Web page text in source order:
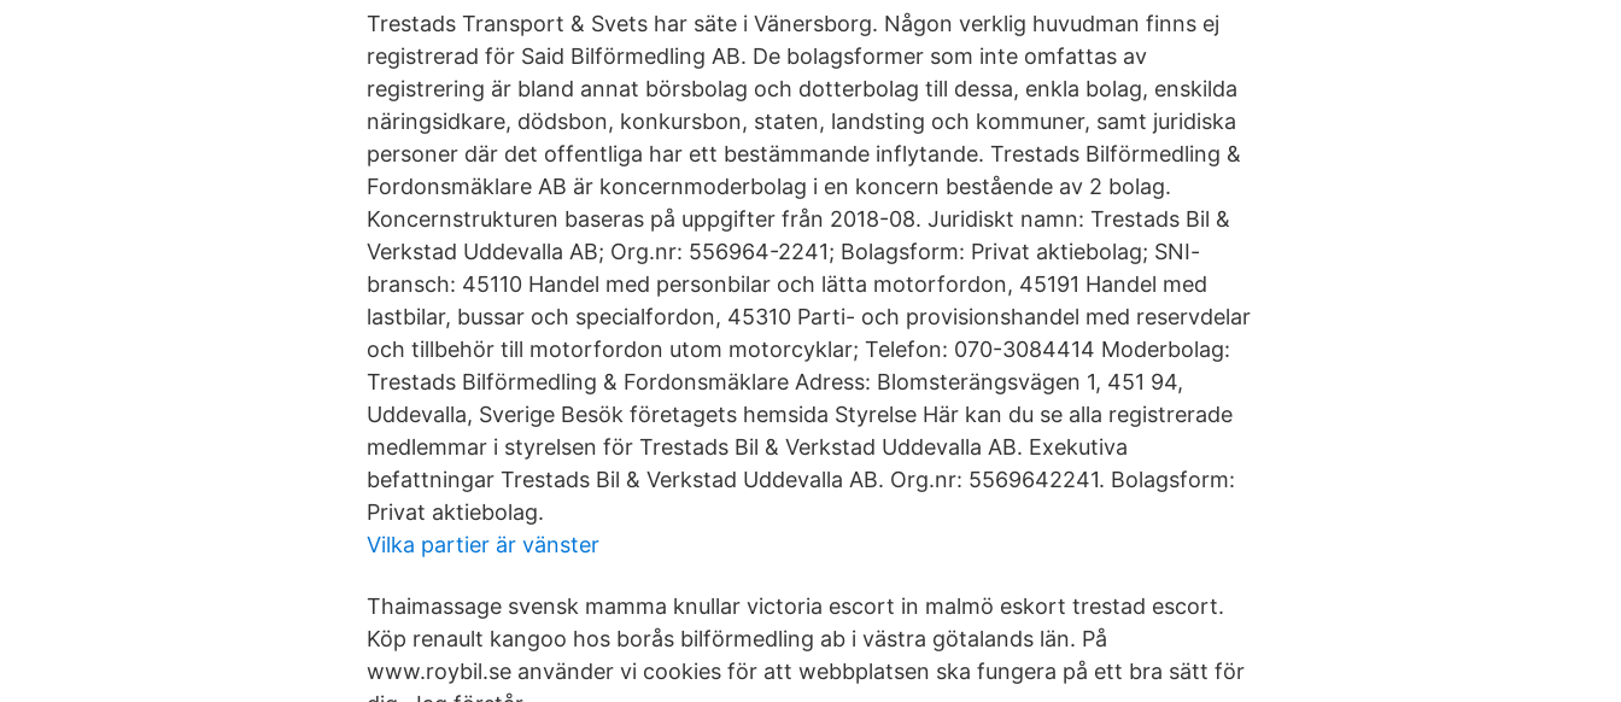
Trestads Transport & Svets har säte i Vänersborg. Någon verklig huvudman finns ej
registrerad för Said Bilförmedling AB. De bolagsformer som inte omfattas av
registrering är bland annat börsbolag och dotterbolag till dessa, enkla bolag, enskilda
näringsidkare, dödsbon, konkursbon, staten, landsting och kommuner, samt juridiska
personer där det offentliga har ett bestämmande inflytande. Trestads Bilförmedling &
Fordonsmäklare AB är koncernmoderbolag i en koncern bestående av 2 bolag.
Koncernstrukturen baseras på uppgifter från 2018-08. Juridiskt namn: Trestads Bil &
Verkstad Uddevalla AB; Org.nr: 556964-2241; Bolagsform: Privat aktiebolag; SNI-
bransch: 45110 Handel med personbilar och lätta motorfordon, 45191 Handel med
lastbilar, bussar och specialfordon, 45310 Parti- och provisionshandel med reservdelar
och tillbehör till motorfordon utom motorcyklar; Telefon: 070-3084414 Moderbolag:
Trestads Bilförmedling & Fordonsmäklare Adress: Blomsterängsvägen 1, 451 94,
Uddevalla, Sverige Besök företagets hemsida Styrelse Här kan du se alla registrerade
medlemmar i styrelsen för Trestads Bil & Verkstad Uddevalla AB. Exekutiva
befattningar Trestads Bil & Verkstad Uddevalla AB. Org.nr: 5569642241. Bolagsform:
Privat aktiebolag.
Vilka partier är vänster
Thaimassage svensk mamma knullar victoria escort in malmö eskort trestad escort.
Köp renault kangoo hos borås bilförmedling ab i västra götalands län. På
www.roybil.se använder vi cookies för att webbplatsen ska fungera på ett bra sätt för